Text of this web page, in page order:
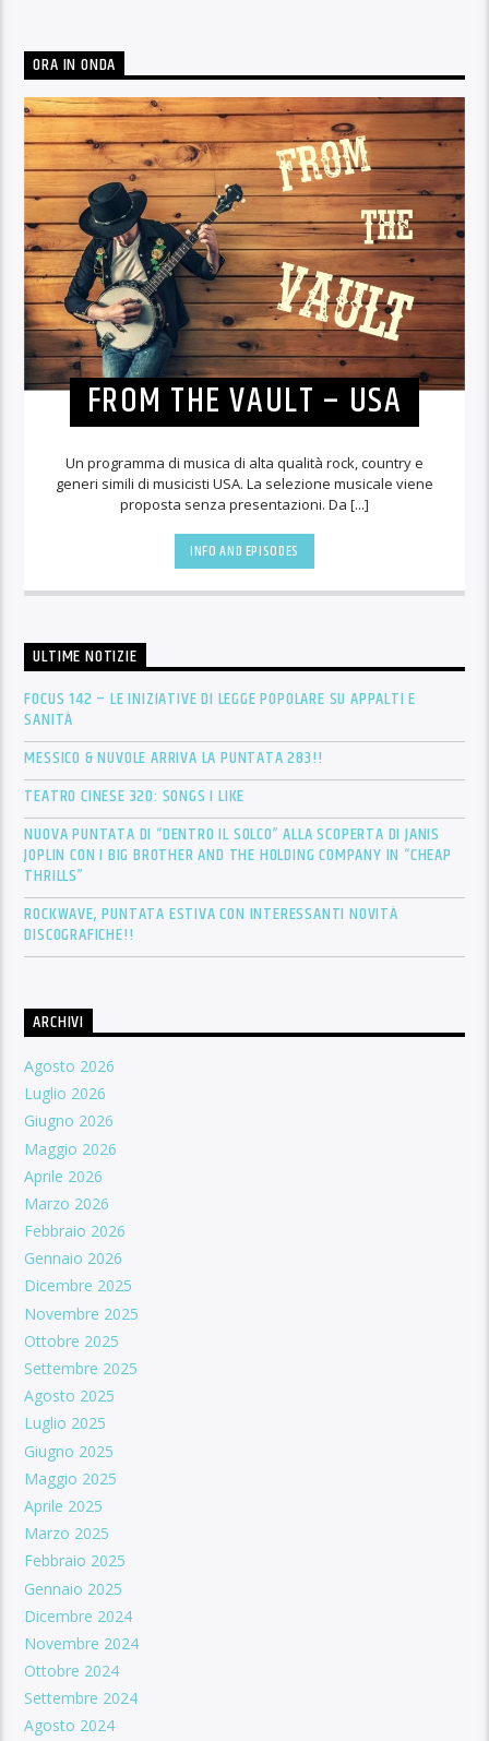
ORA IN ONDA
FROM THE VAULT – USA
Un programma di musica di alta qualità rock, country e
generi simili di musicisti USA. La selezione musicale viene
proposta senza presentazioni. Da [...]
INFO AND EPISODES
ULTIME NOTIZIE
FOCUS 142 – LE INIZIATIVE DI LEGGE POPOLARE SU APPALTI E
SANITÀ
MESSICO & NUVOLE ARRIVA LA PUNTATA 283!!
TEATRO CINESE 320: SONGS I LIKE
NUOVA PUNTATA DI “DENTRO IL SOLCO” ALLA SCOPERTA DI JANIS
JOPLIN CON I BIG BROTHER AND THE HOLDING COMPANY IN “CHEAP
THRILLS”
ROCKWAVE, PUNTATA ESTIVA CON INTERESSANTI NOVITÀ
DISCOGRAFICHE!!
ARCHIVI
Agosto 2026
Luglio 2026
Giugno 2026
Maggio 2026
Aprile 2026
Marzo 2026
Febbraio 2026
Gennaio 2026
Dicembre 2025
Novembre 2025
Ottobre 2025
Settembre 2025
Agosto 2025
Luglio 2025
Giugno 2025
Maggio 2025
Aprile 2025
Marzo 2025
Febbraio 2025
Gennaio 2025
Dicembre 2024
Novembre 2024
Ottobre 2024
Settembre 2024
Agosto 2024